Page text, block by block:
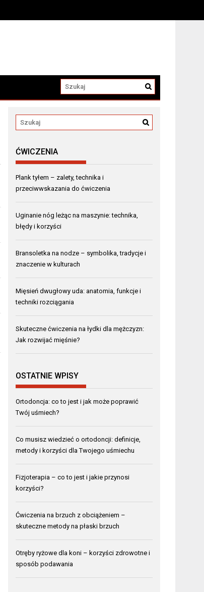
ĆWICZENIA
Plank tyłem – zalety, technika i
przeciwwskazania do ćwiczenia
Uginanie nóg leżąc na maszynie: technika,
błędy i korzyści
Bransoletka na nodze – symbolika, tradycje i
znaczenie w kulturach
Mięsień dwugłowy uda: anatomia, funkcje i
techniki rozciągania
Skuteczne ćwiczenia na łydki dla mężczyzn:
Jak rozwijać mięśnie?
OSTATNIE WPISY
Ortodoncja: co to jest i jak może poprawić
Twój uśmiech?
Co musisz wiedzieć o ortodoncji: definicje,
metody i korzyści dla Twojego uśmiechu
Fizjoterapia – co to jest i jakie przynosi
korzyści?
Ćwiczenia na brzuch z obciążeniem –
skuteczne metody na płaski brzuch
Otręby ryżowe dla koni – korzyści zdrowotne i
sposób podawania